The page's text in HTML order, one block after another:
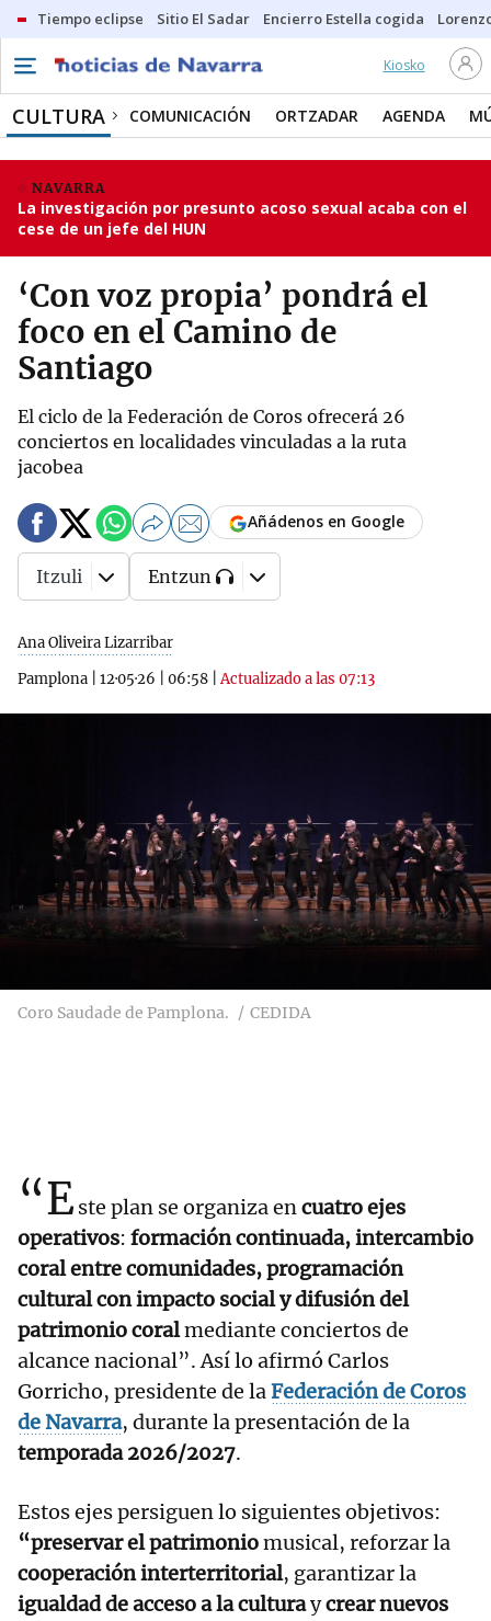
Tiempo eclipse Sitio El Sadar Encierro Estella cogida
Kiosko
CULTURA COMUNICACIÓN ORTZADAR AGENDA
NAVARRA
La investigación por presunto acoso sexual acaba con el
cese de un jefe del HUN
‘Con voz propia’ pondrá el
foco en el Camino de
Santiago
El ciclo de la Federación de Coros ofrecerá 26
conciertos en localidades vinculadas a la ruta
jacobea
Ana Oliveira Lizarribar
Pamplona
12·05·26 06:58 |Actualizado a las 07:13
Añádenos en Google
Itzuli Entzun
Coro Saudade de Pamplona. CEDIDA
“Este plan se organiza encuatro ejes
operativos: formación continuada, intercambio
coral entre comunidades, programación
cultural con impacto social y difusión del
patrimonio coralmediante conciertos de
alcance nacional”. Así lo afirmó Carlos
Gorricho, presidente de laFederación de Coros
de Navarra, durante la presentación de la
temporada 2026/2027.
Estos ejes persiguen lo siguientes objetivos:
“preservar el patrimoniomusical, reforzar la
cooperación interterritorial, garantizar la
igualdad de acceso a la culturaycrear nuevos